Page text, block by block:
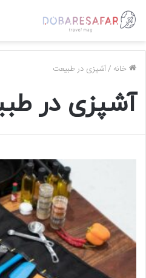
خانه /آشپزی در طبیعت
آشپزی در